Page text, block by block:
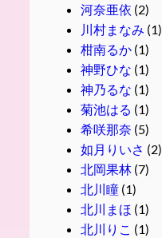
河奈亜依 (2)
川村まなみ (1)
柑南るか(1)
神野ひな (1)
神乃るな (1)
菊池はる (1)
希咲那奈 (5)
如月りいさ (2)
北岡果林 (7)
北川瞳(1)
北川まほ (1)
北川りこ (1)